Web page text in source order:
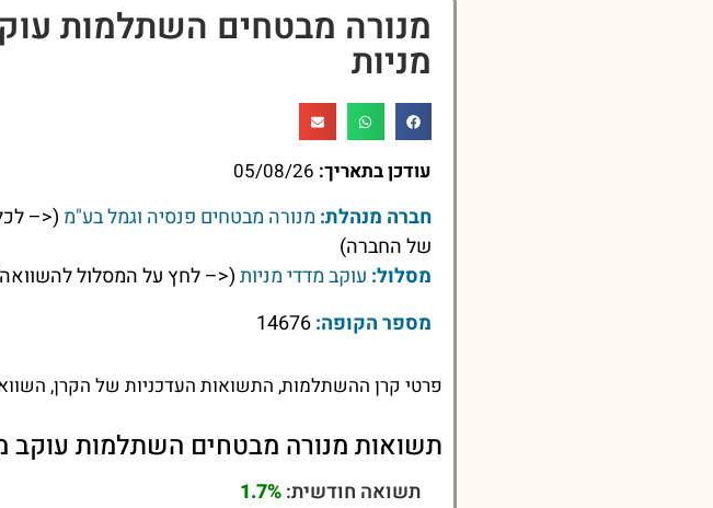
מנורה מבטחים השתלמות
מניות
עודכן בתאריך: 05/08/26
חברה מנהלת: מנורה מבטחים פנסיה וגמל בע"מ (<–
של החברה)
מסלול: עוקב מדדי מניות(<– לחץ על המסלול
מספר הקופה:
פרטי קרן ההשתלמות, התשואות העדכניות של הקרן,
תשואות מנורה מבטחים השתלמות עוקב
תשואה חודשית:1.7%